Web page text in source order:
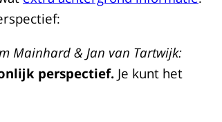
Mainhard & Jan van Tartwijk:
perspectief. Je kunt het